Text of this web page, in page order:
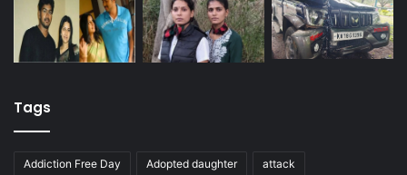
Tags
Addiction Free Day Adopted daughter attack